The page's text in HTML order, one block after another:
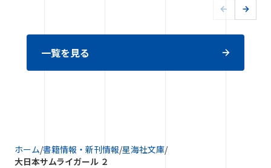
一覧を見る
ホーム/書籍情報・新刊情報/星海社文庫/
大日本サムライガール ２